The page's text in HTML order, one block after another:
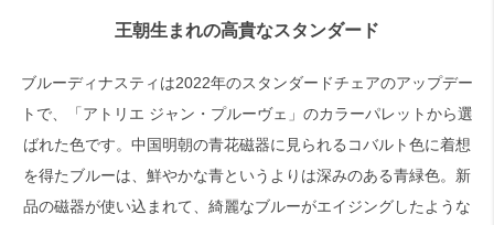
検索
王朝生まれの高貴なスタンダード
ブルーディナスティは2022年のスタンダードチェアのアップデー
トで、「アトリエ ジャン・プルーヴェ」のカラーパレットから選
ばれた色です。中国明朝の青花磁器に見られるコバルト色に着想
を得たブルーは、鮮やかな青というよりは深みのある青緑色。新
品の磁器が使い込まれて、綺麗なブルーがエイジングしたような